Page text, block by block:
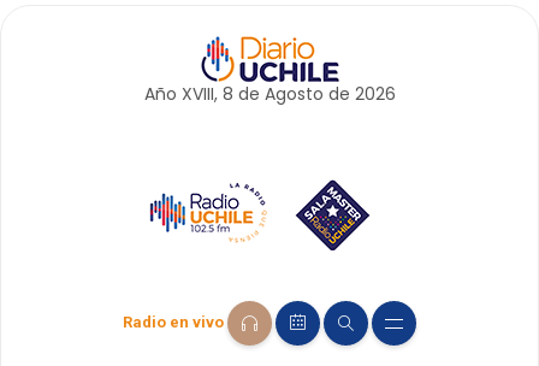
Año XVIII, 8 de Agosto de 2026
Radio en vivo